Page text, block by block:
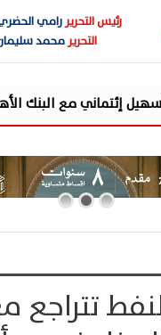
رئيس التحريررامي
التحريرمحمد
مع البنك الأهلي
تتراجع